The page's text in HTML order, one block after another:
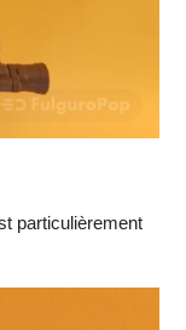
particulièrement